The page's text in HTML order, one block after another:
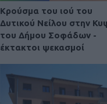
Κρούσμα του ιού του
Δυτικού Νείλου στην
του Δήμου Σοφάδων -
έκτακτοι ψεκασμοί